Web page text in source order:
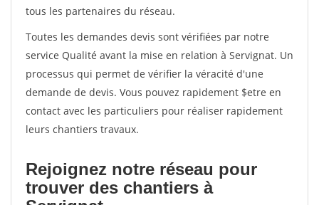
tous les partenaires du réseau.
Toutes les demandes devis sont vérifiées par notre
service Qualité avant la mise en relation à Servignat. Un
processus qui permet de vérifier la véracité d'une
demande de devis. Vous pouvez rapidement $etre en
contact avec les particuliers pour réaliser rapidement
leurs chantiers travaux.
Rejoignez notre réseau pour
trouver des chantiers à